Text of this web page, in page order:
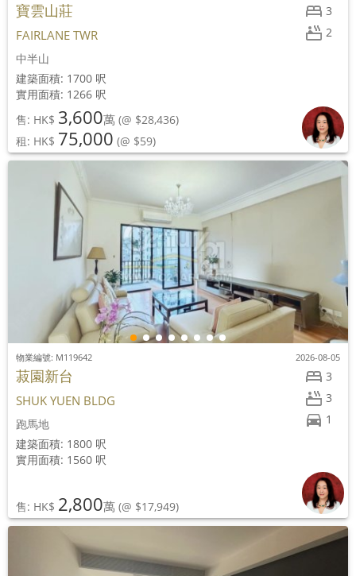
3
2
寶雲山莊
FAIRLANE TWR
中半山
建築面積: 1700 呎
實用面積: 1266 呎
售: HK$ 3,600萬 (@ $28,436)
租: HK$ 75,000 (@ $59)
3
3
1
物業編號: M119642 2026-08-05
菽園新台
SHUK YUEN BLDG
跑馬地
建築面積: 1800 呎
實用面積: 1560 呎
售: HK$ 2,800萬 (@ $17,949)